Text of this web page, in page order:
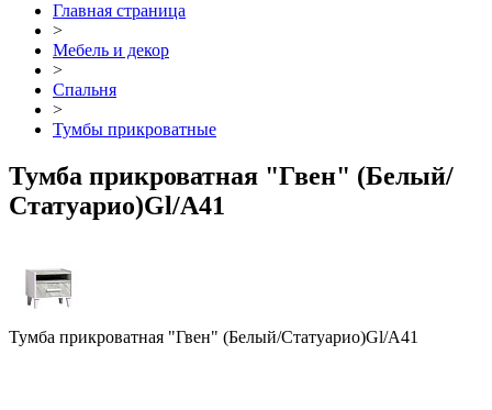
Главная страница
>
Мебель и декор
>
Спальня
>
Тумбы прикроватные
Тумба прикроватная "Гвен" (Белый/
Статуарио)Gl/А41
Тумба прикроватная "Гвен" (Белый/Статуарио)Gl/А41